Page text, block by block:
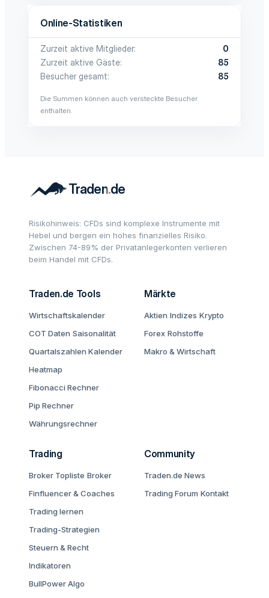
Online-Statistiken
Zurzeit aktive Mitglieder
0
Zurzeit aktive Gäste
85
Besucher gesamt
85
Die Summen können auch versteckte Besucher
enthalten.
Risikohinweis: CFDs sind komplexe Instrumente mit
Hebel und bergen ein hohes finanzielles Risiko.
Zwischen 74-89% der Privatanlegerkonten verlieren
beim Handel mit CFDs.
Traden.de Tools
Wirtschaftskalender
COT Daten Saisonalität
Quartalszahlen Kalender
Heatmap
Fibonacci Rechner
Pip Rechner
Währungsrechner
Märkte
Aktien Indizes Krypto
Forex Rohstoffe
Makro & Wirtschaft
Trading
Broker Topliste Broker
Finfluencer & Coaches
Trading lernen
Trading-Strategien
Steuern & Recht
Indikatoren
BullPower Algo
Community
Traden.de News
Trading Forum Kontakt